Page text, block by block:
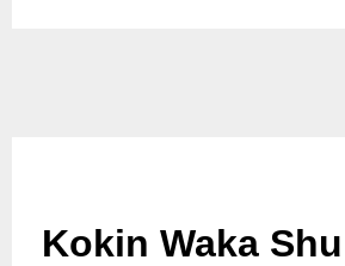
Kokin Waka Shu